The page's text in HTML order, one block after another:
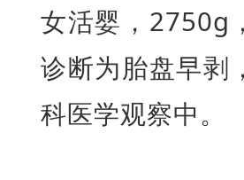
女活婴，2750g
诊断为胎盘早剥
科医学观察中。